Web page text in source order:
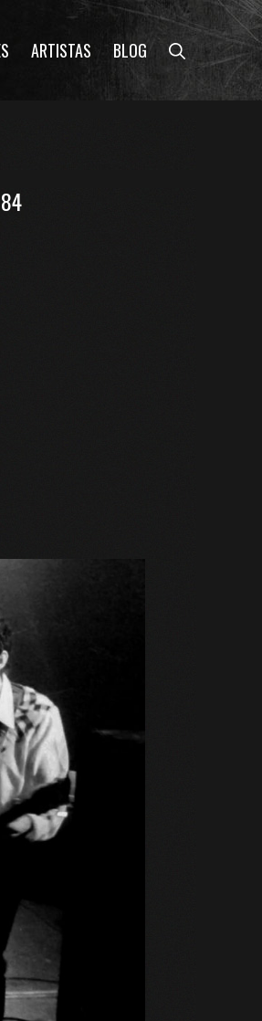
ARTISTAS BLOG